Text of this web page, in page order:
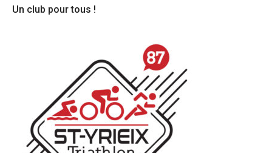
Un club pour tous !